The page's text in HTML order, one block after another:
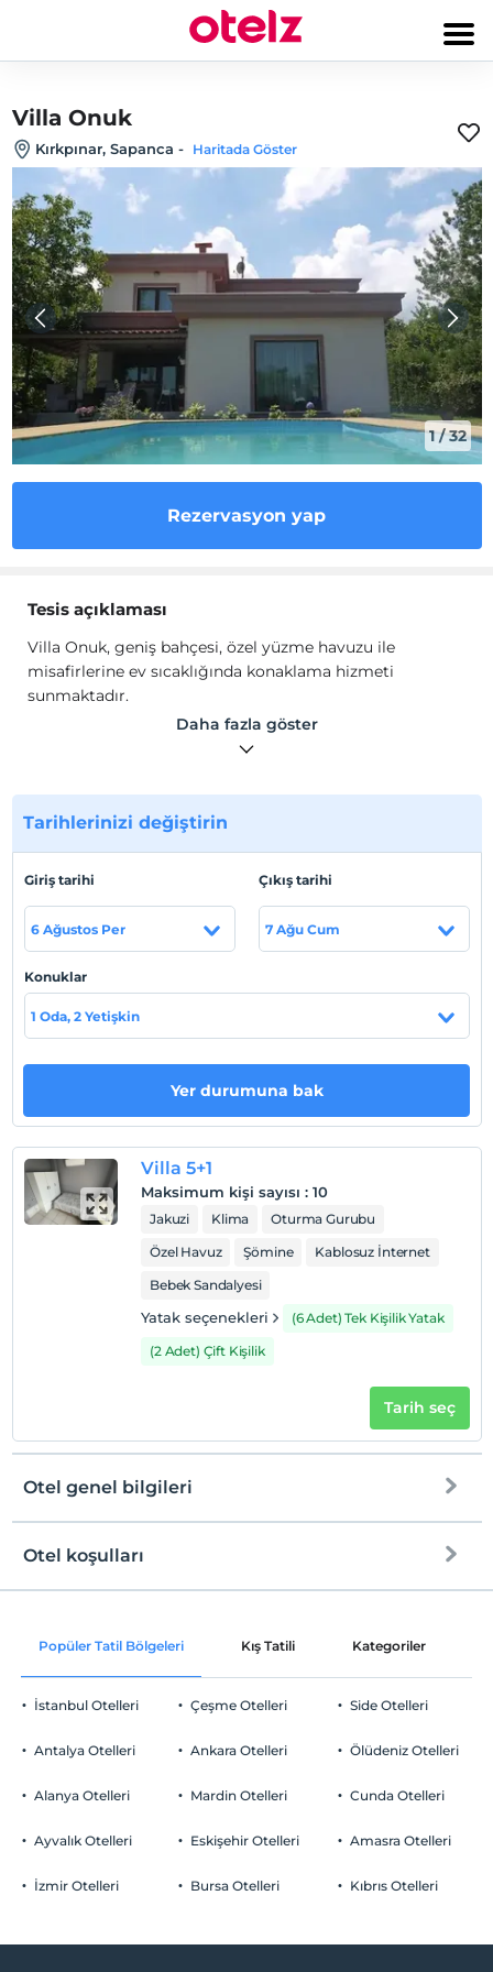
Villa Onuk
Kırkpınar, Sapanca - Haritada Göster
1/32
Rezervasyon yap
Tesis açıklaması
Villa Onuk, geniş bahçesi, özel yüzme havuzu ile
misafirlerine ev sıcaklığında konaklama hizmeti
sunmaktadır.
Villa içerisinde, oturma grubu, TV, klima, Wi-Fi, mutfak,
çamaşır makinesi, bulaşık makinesi, mutfak araç ve
Haritada Göster
Otel koşulları
Check/in
En erken saat 14:00 ve sonrası
En geç saat 11:00 ve öncesi
Evcil Hayvan
Evcil hayvan kabul edilmemektedir.
Sigara
Odalarda sigara içilmez
Tesisin ücretsiz çocuk politkası yoktur
Daha fazla göster
Tarihlerinizi değiştirin
Giriş tarihi
6 Ağustos Per
Çıkış tarihi
7 Ağu Cum
Konuklar
1 Oda, 2 Yetişkin
Yer durumuna bak
Villa 5+1
Maksimum kişi sayısı : 10
Jakuzi Klima
Oturma Gurubu
Özel Havuz
Şömine
Kablosuz İnternet
Bebek Sandalyesi
Yatak seçenekleri
(6 Adet) Tek Kişilik Yatak
(2 Adet) Çift Kişilik
Tarih seç
Otel genel bilgileri
Ortak alanlar ve tüm odalar
Otopark
Ücretsiz Özel Otopark
Otel koşulları
Check/in
Check/out
En geç saat 11:00 ve öncesi
Evcil Hayvan
2 yaşına kadar olan bebekler ücretsizdir.
Popüler Tatil Bölgeleri Kış Tatili Kategoriler
İstanbul Otelleri
Antalya Otelleri
Alanya Otelleri
Ayvalık Otelleri
İzmir Otelleri
Çeşme Otelleri
Ankara Otelleri
Mardin Otelleri
Eskişehir Otelleri
Bursa Otelleri
Side Otelleri
Ölüdeniz Otelleri
Cunda Otelleri
Amasra Otelleri
Kıbrıs Otelleri